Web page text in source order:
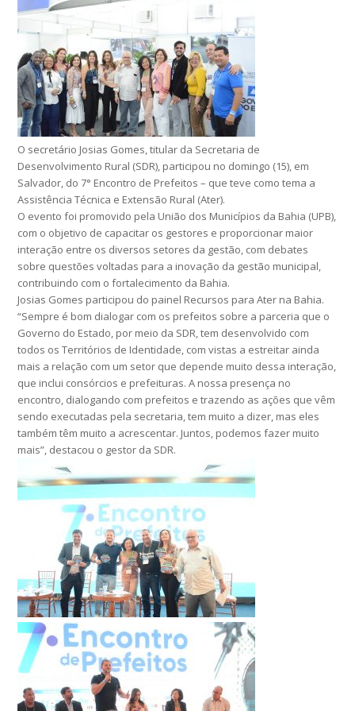
O secretário Josias Gomes, titular da Secretaria de
Desenvolvimento Rural (SDR), participou no domingo (15), em
Salvador, do 7° Encontro de Prefeitos – que teve como tema a
Assistência Técnica e Extensão Rural (Ater).
O evento foi promovido pela União dos Municípios da Bahia (UPB),
com o objetivo de capacitar os gestores e proporcionar maior
interação entre os diversos setores da gestão, com debates
sobre questões voltadas para a inovação da gestão municipal,
contribuindo com o fortalecimento da Bahia.
Josias Gomes participou do painel Recursos para Ater na Bahia.
“Sempre é bom dialogar com os prefeitos sobre a parceria que o
Governo do Estado, por meio da SDR, tem desenvolvido com
todos os Territórios de Identidade, com vistas a estreitar ainda
mais a relação com um setor que depende muito dessa interação,
que inclui consórcios e prefeituras. A nossa presença no
encontro, dialogando com prefeitos e trazendo as ações que vêm
sendo executadas pela secretaria, tem muito a dizer, mas eles
também têm muito a acrescentar. Juntos, podemos fazer muito
mais”, destacou o gestor da SDR.